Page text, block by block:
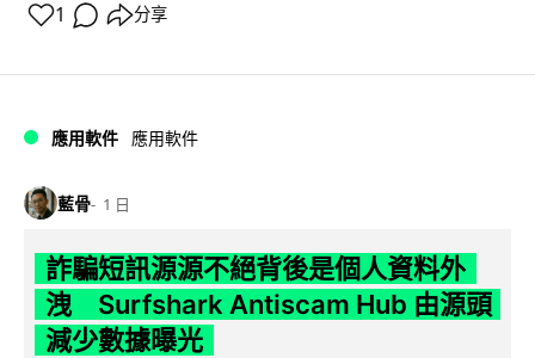
1 分享
應用軟件 應用軟件
藍骨 1 日
詐騙短訊源源不絕背後是個人資料外
洩 Surfshark Antiscam Hub 由源頭
減少數據曝光